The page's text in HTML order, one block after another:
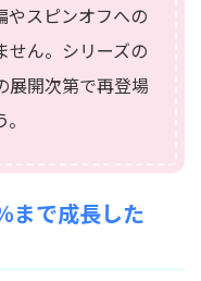
やスピンオフへの
せん。シリーズの
展開次第で再登場
まで成長した